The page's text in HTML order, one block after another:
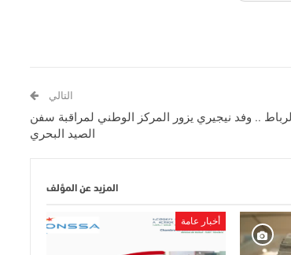
التالي
.. وفد نيجيري يزور المركز الوطني لمراقبة سفن
الصيد البحري
المزيد عن المؤلف
أخبار عامة